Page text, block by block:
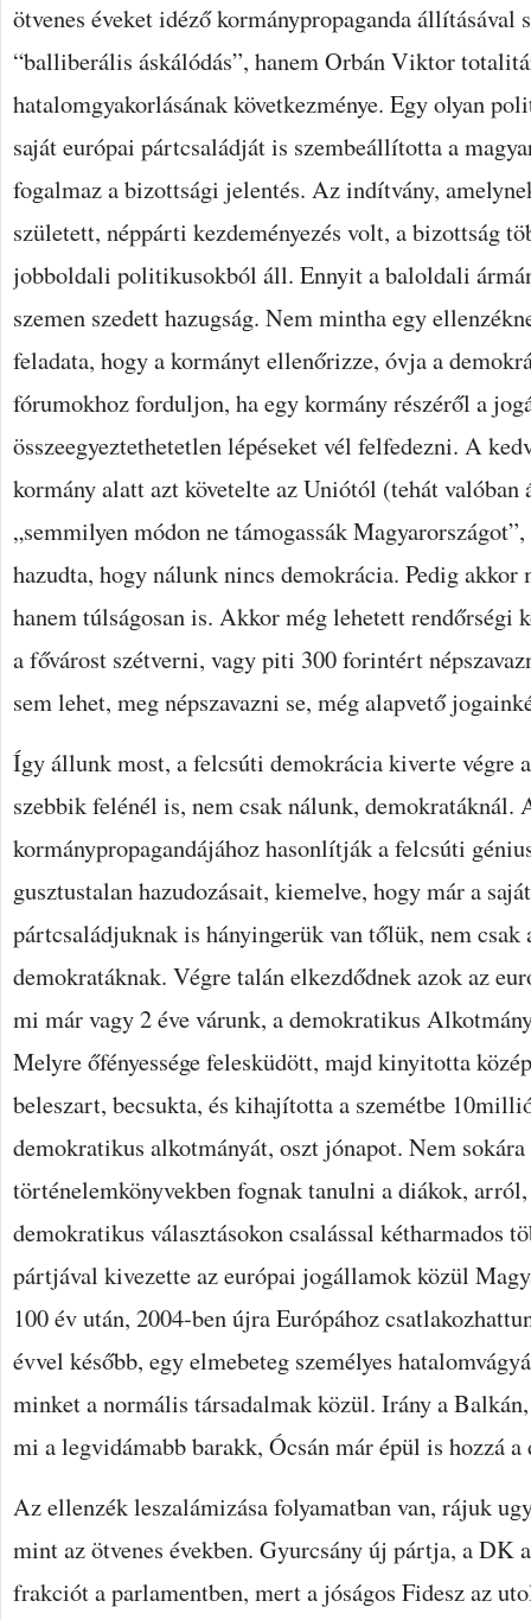
ötvenes éveket idéző kormánypropaganda állításával
“balliberális áskálódás”, hanem Orbán Viktor
hatalomgyakorlásának következménye. Egy olyan
saját európai pártcsaládját is szembeállította a
fogalmaz a bizottsági jelentés. Az indítvány,
született, néppárti kezdeményezés volt, a bizottság
jobboldali politikusokból áll. Ennyit a baloldali
szemen szedett hazugság. Nem mintha egy
feladata, hogy a kormányt ellenőrizze, óvja a
fórumokhoz forduljon, ha egy kormány részéről a
összeegyeztethetetlen lépéseket vél felfedezni. A
kormány alatt azt követelte az Uniótól (tehát valóban
„semmilyen módon ne támogassák
hazudta, hogy nálunk nincs demokrácia. Pedig
hanem túlságosan is. Akkor még lehetett rendőrségi
a fővárost szétverni, vagy piti 300 forintért
sem lehet, meg népszavazni se, még alapvető
Így állunk most, a felcsúti demokrácia kiverte végre
szebbik felénél is, nem csak nálunk, demokratáknál.
kormánypropagandájához hasonlítják a felcsúti
gusztustalan hazudozásait, kiemelve, hogy már a
pártcsaládjuknak is hányingerük van tőlük, nem csak
demokratáknak. Végre talán elkezdődnek azok az
mi már vagy 2 éve várunk, a demokratikus
Melyre őfényessége felesküdött, majd kinyitotta
beleszart, becsukta, és kihajította a szemétbe
demokratikus alkotmányát, oszt jónapot. Nem
történelemkönyvekben fognak tanulni a diákok,
demokratikus választásokon csalással kétharmados
pártjával kivezette az európai jogállamok közül
100 év után, 2004-ben újra Európához
évvel később, egy elmebeteg személyes
minket a normális társadalmak közül. Irány a
mi a legvidámabb barakk, Ócsán már épül is hozzá
Az ellenzék leszalámizása folyamatban van, rájuk
mint az ötvenes években. Gyurcsány új pártja, a DK
frakciót a parlamentben, mert a jóságos Fidesz az